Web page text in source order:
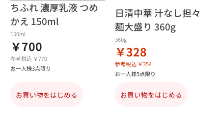
ちふれ 濃厚乳液 つめ
かえ 150ml
150ml
￥700
参考税込 ￥770
お一人様3点限り
お買い物をはじめる
日清中華 汁なし担々
麺大盛り 360g
360g
￥328
参考税込 ￥354
お一人様5点限り
お買い物をはじめる